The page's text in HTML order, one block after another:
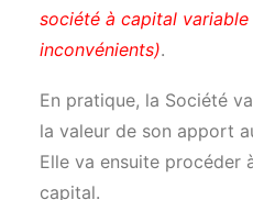
société à capital
inconvénients).
En pratique, la Société
la valeur de son apport
Elle va ensuite procéder
capital.